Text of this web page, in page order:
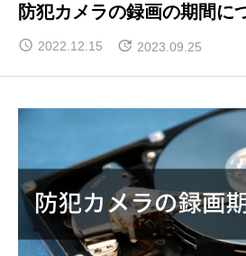
防犯カメラの録画の期間に
2022.12.15 2023.09.25